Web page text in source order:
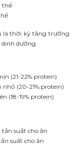
thể
là thời kỳ tăng trưởng
dưỡng.
(21-22% protein)
(20-21% protein)
(18-19% protein)
tần suất cho ăn
suất cho ăn